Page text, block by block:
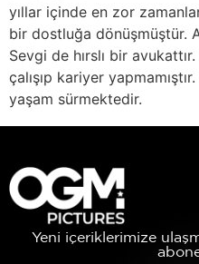
yıllar içinde en zor
bir dostluğa dönüşmüştür.
Sevgi de hırslı bir
çalışıp kariyer
yaşam sürmektedir.
Yeni içeriklerimize